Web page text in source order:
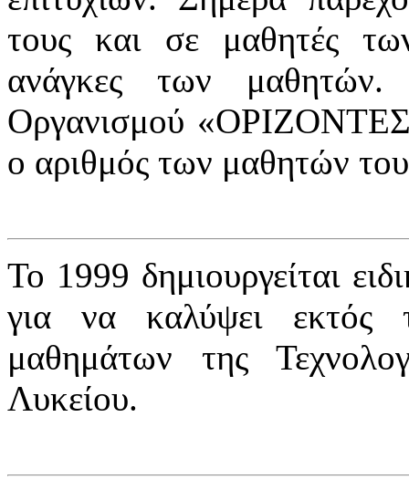
τους και σε μαθητές
ανάγκες των
Οργανισμού
ο αριθμός των μαθητών
Το 1999 δημιουργείται
για να καλύψει εκτός
μαθημάτων της
Λυκείου.